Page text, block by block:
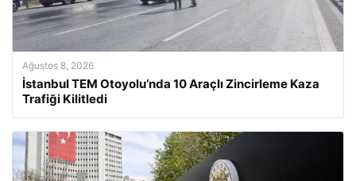
Ağustos 8, 2026
İstanbul TEM Otoyolu’nda 10 Araçlı Zincirleme Kaza
Trafiği Kilitledi